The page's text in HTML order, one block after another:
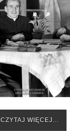
CZYTAJ WIĘCEJ...